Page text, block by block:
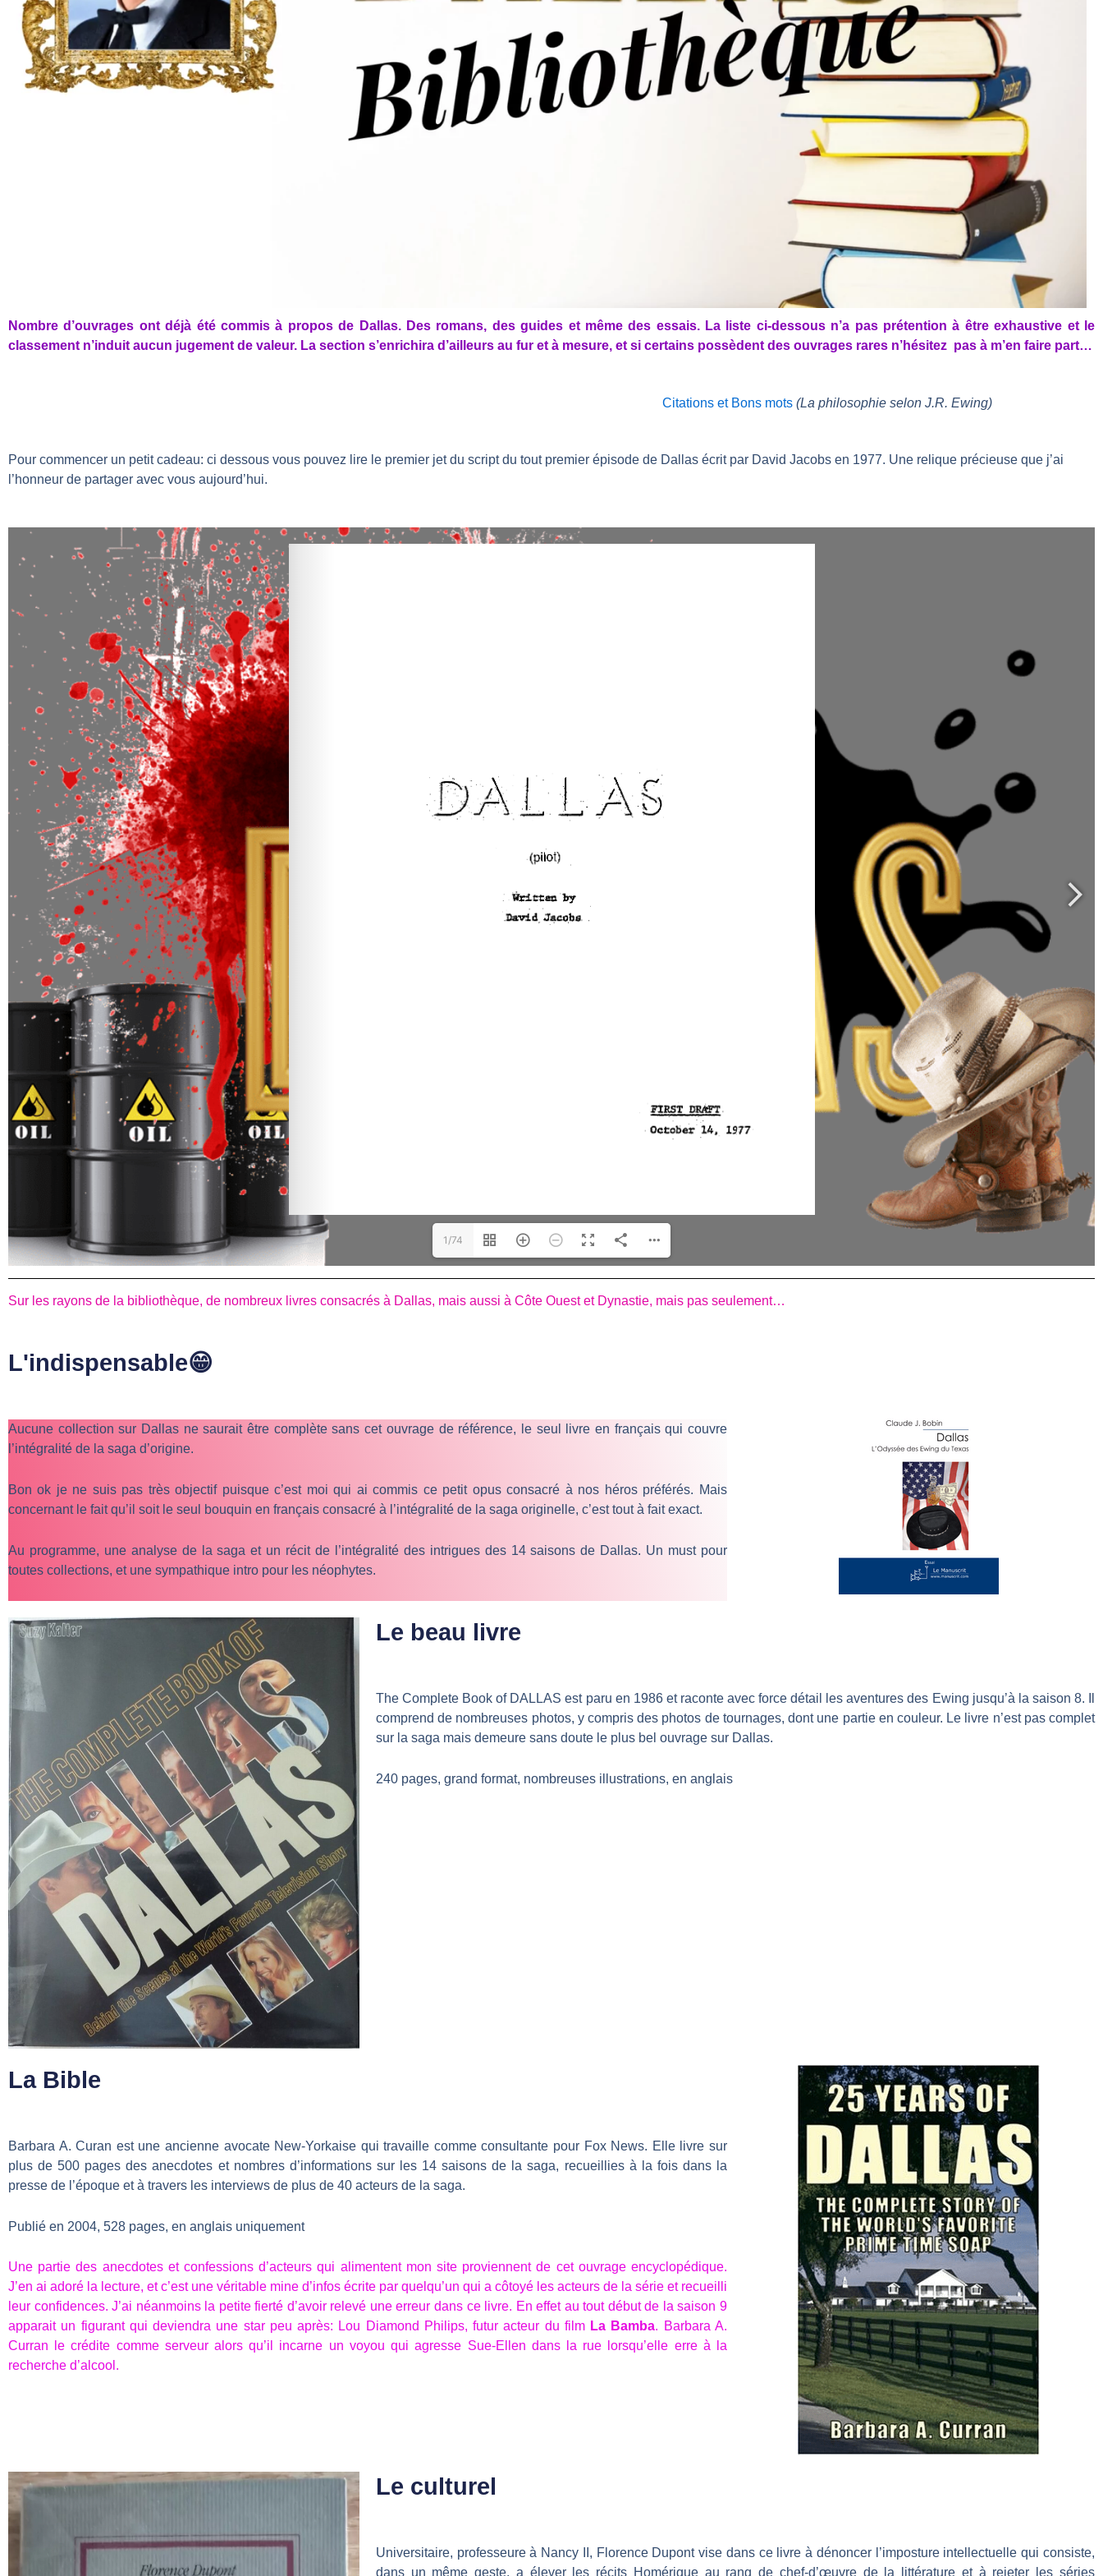
Nombre d’ouvrages ont déjà été commis à propos de Dallas. Des romans, des guides et même des essais. La liste ci-dessous n’a pas prétention à être exhaustive et le
classement n’induit aucun jugement de valeur. La section s’enrichira d’ailleurs au fur et à mesure, et si certains possèdent des ouvrages rares n’hésitez pas à m’en faire part…
Citations et Bons mots (La philosophie selon J.R. Ewing)
Pour commencer un petit cadeau: ci dessous vous pouvez lire le premier jet du script du tout premier épisode de Dallas écrit par David Jacobs en 1977. Une relique précieuse que j’ai
l’honneur de partager avec vous aujourd’hui.
1/74
Sur les rayons de la bibliothèque, de nombreux livres consacrés à Dallas, mais aussi à Côte Ouest et Dynastie, mais pas seulement…
L'indispensable😁
Aucune collection sur Dallas ne saurait être complète sans cet ouvrage de référence, le seul livre en français qui couvre
l’intégralité de la saga d’origine.
Bon ok je ne suis pas très objectif puisque c’est moi qui ai commis ce petit opus consacré à nos héros préférés. Mais
concernant le fait qu’il soit le seul bouquin en français consacré à l’intégralité de la saga originelle, c’est tout à fait exact.
Au programme, une analyse de la saga et un récit de l’intégralité des intrigues des 14 saisons de Dallas. Un must pour
toutes collections, et une sympathique intro pour les néophytes.
Le beau livre
The Complete Book of DALLAS est paru en 1986 et raconte avec force détail les aventures des Ewing jusqu’à la saison 8. Il
comprend de nombreuses photos, y compris des photos de tournages, dont une partie en couleur. Le livre n’est pas complet
sur la saga mais demeure sans doute le plus bel ouvrage sur Dallas.
240 pages, grand format, nombreuses illustrations, en anglais
La Bible
Barbara A. Curan est une ancienne avocate New-Yorkaise qui travaille comme consultante pour Fox News. Elle livre sur
plus de 500 pages des anecdotes et nombres d’informations sur les 14 saisons de la saga, recueillies à la fois dans la
presse de l’époque et à travers les interviews de plus de 40 acteurs de la saga.
Publié en 2004, 528 pages, en anglais uniquement
Une partie des anecdotes et confessions d’acteurs qui alimentent mon site proviennent de cet ouvrage encyclopédique.
J’en ai adoré la lecture, et c’est une véritable mine d’infos écrite par quelqu’un qui a côtoyé les acteurs de la série et recueilli
leur confidences. J’ai néanmoins la petite fierté d’avoir relevé une erreur dans ce livre. En effet au tout début de la saison 9
apparait un figurant qui deviendra une star peu après: Lou Diamond Philips, futur acteur du film La Bamba. Barbara A.
Curran le crédite comme serveur alors qu’il incarne un voyou qui agresse Sue-Ellen dans la rue lorsqu’elle erre à la
recherche d’alcool.
Le culturel
Universitaire, professeure à Nancy II, Florence Dupont vise dans ce livre à dénoncer l’imposture intellectuelle qui consiste,
dans un même geste, a élever les récits Homérique au rang de chef-d’œuvre de la littérature et à rejeter les séries